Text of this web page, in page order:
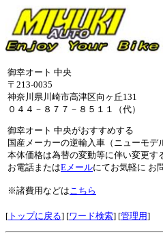
御幸オート 中央
〒213-0035
神奈川県川崎市高津区向ヶ丘131
０４４－８７７－８５１１（代）
御幸オート 中央がおすすめする
国産メーカーの逆輸入車（ニューモ
本体価格は為替の変動等に伴い変更
お電話またはEメールにてお気軽に お
※諸費用などはこちら
[ トップに戻る] [ワード検索] [管理用]